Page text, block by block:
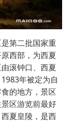
第二批国家重
西部，为西夏
滚钟口、西夏
年被定为自
的地方，景区
区游览前最好
夏皇陵，是西